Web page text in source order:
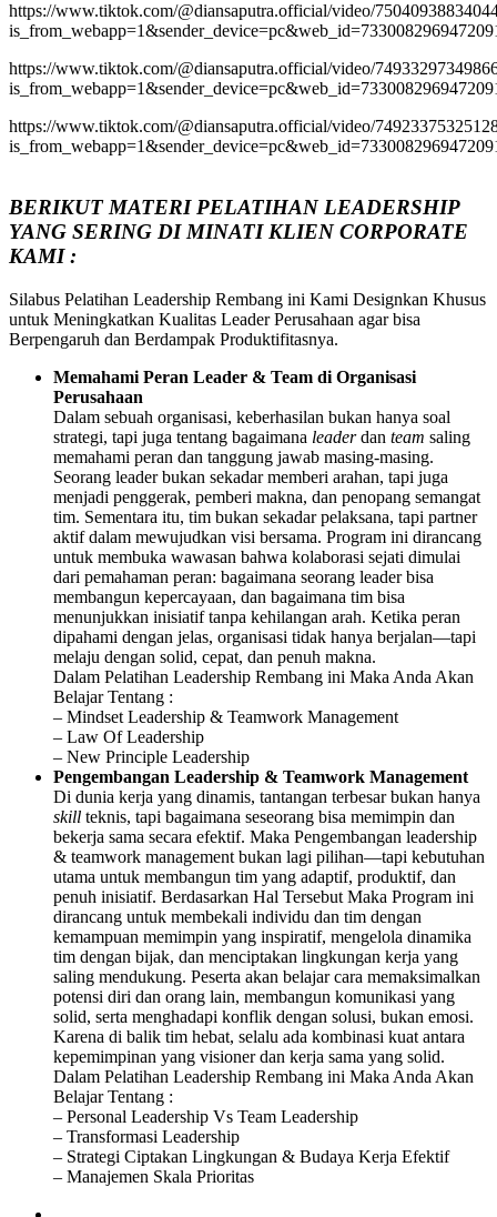
https://www.tiktok.com/@diansaputra.official/video/
https://www.tiktok.com/@diansaputra.official/video/
https://www.tiktok.com/@diansaputra.official/video/
BERIKUT MATERI PELATIHAN LEADERSHIP
YANG SERING DI MINATI KLIEN CORPORATE
KAMI :
Silabus Pelatihan Leadership Rembang ini Kami Designkan Khusus
untuk Meningkatkan Kualitas Leader Perusahaan agar bisa
Berpengaruh dan Berdampak Produktifitasnya.
Memahami Peran Leader & Team di Organisasi
Perusahaan
Dalam sebuah organisasi, keberhasilan bukan hanya soal
strategi, tapi juga tentang bagaimana leaderdan team saling
memahami peran dan tanggung jawab masing-masing.
Seorang leader bukan sekadar memberi arahan, tapi juga
menjadi penggerak, pemberi makna, dan penopang semangat
tim. Sementara itu, tim bukan sekadar pelaksana, tapi partner
aktif dalam mewujudkan visi bersama. Program ini dirancang
untuk membuka wawasan bahwa kolaborasi sejati dimulai
dari pemahaman peran: bagaimana seorang leader bisa
membangun kepercayaan, dan bagaimana tim bisa
menunjukkan inisiatif tanpa kehilangan arah. Ketika peran
dipahami dengan jelas, organisasi tidak hanya berjalan—tapi
melaju dengan solid, cepat, dan penuh makna.
Dalam Pelatihan Leadership Rembang ini Maka Anda Akan
Belajar Tentang :
– Mindset Leadership & Teamwork Management
– Law Of Leadership
– New Principle Leadership
Pengembangan Leadership & Teamwork Management
Di dunia kerja yang dinamis, tantangan terbesar bukan hanya
skill teknis, tapi bagaimana seseorang bisa memimpin dan
bekerja sama secara efektif. Maka Pengembangan leadership
& teamwork management bukan lagi pilihan—tapi kebutuhan
utama untuk membangun tim yang adaptif, produktif, dan
penuh inisiatif. Berdasarkan Hal Tersebut Maka Program ini
dirancang untuk membekali individu dan tim dengan
kemampuan memimpin yang inspiratif, mengelola dinamika
tim dengan bijak, dan menciptakan lingkungan kerja yang
saling mendukung. Peserta akan belajar cara memaksimalkan
potensi diri dan orang lain, membangun komunikasi yang
solid, serta menghadapi konflik dengan solusi, bukan emosi.
Karena di balik tim hebat, selalu ada kombinasi kuat antara
kepemimpinan yang visioner dan kerja sama yang solid.
Dalam Pelatihan Leadership Rembang ini Maka Anda Akan
Belajar Tentang :
– Personal Leadership Vs Team Leadership
– Transformasi Leadership
– Strategi Ciptakan Lingkungan & Budaya Kerja Efektif
– Manajemen Skala Prioritas